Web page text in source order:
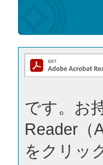
です。お
Reader（
をクリッ